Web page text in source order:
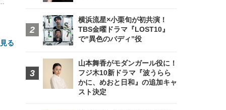
る
横浜流星×小栗旬が初共演！
TBS金曜ドラマ『LOST10』
で"異色のバディ”役
山本舞香がモダンガール役に！
フジ木10新ドラマ『波うらら
かに、めおと日和』の追加キャ
スト決定